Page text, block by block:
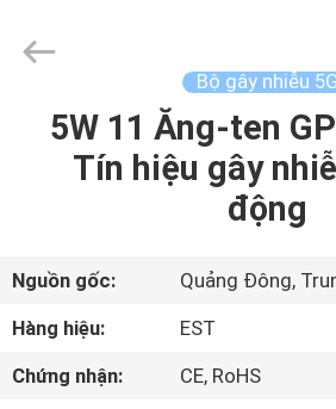
TRANG
SẢN
PHẨM
Bộ gây nhiễu 5G
5W 11 Ăng-ten
Tín hiệu gây
động
Nguồn gốc:
Quảng Đông,
Hàng hiệu:
EST
Chứng nhận:
CE, RoHS